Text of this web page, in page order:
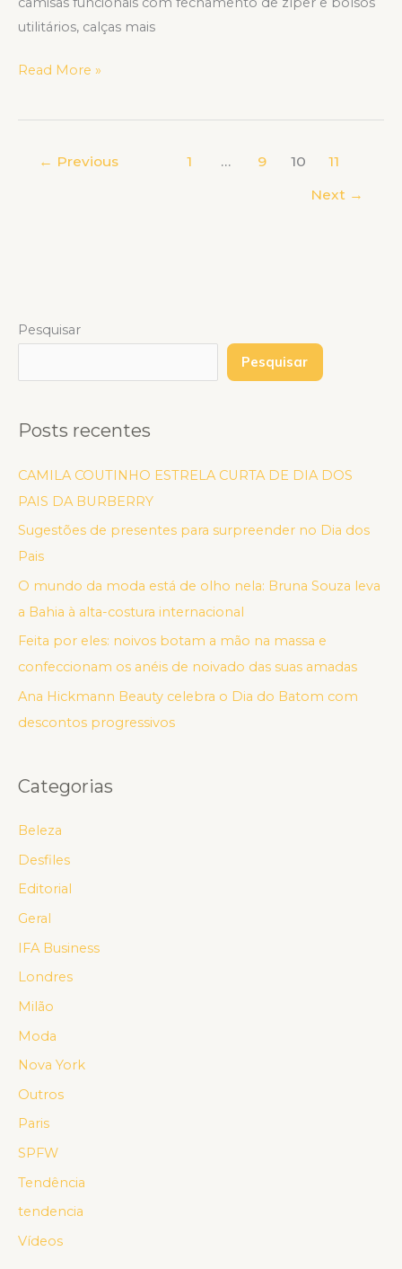
utilitários, calças mais
Read More »
← Previous 1 … 9 10
11
Next →
Pesquisar
Pesquisar
Posts recentes
CAMILA COUTINHO ESTRELA CURTA DE DIA DOS
PAIS DA BURBERRY
Sugestões de presentes para surpreender no Dia dos
Pais
O mundo da moda está de olho nela: Bruna Souza leva
a Bahia à alta-costura internacional
Feita por eles: noivos botam a mão na massa e
confeccionam os anéis de noivado das suas amadas
Ana Hickmann Beauty celebra o Dia do Batom com
descontos progressivos
Categorias
Beleza
Desfiles
Editorial
Geral
IFA Business
Londres
Milão
Moda
Nova York
Outros
Paris
SPFW
Tendência
tendencia
Vídeos